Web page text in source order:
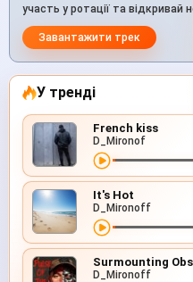
участь у ротації та відкривай
Завантажити трек
У тренді
French kiss
D_Mironof
It's Hot
D_Mironoff
Surmounting
D_Mironoff